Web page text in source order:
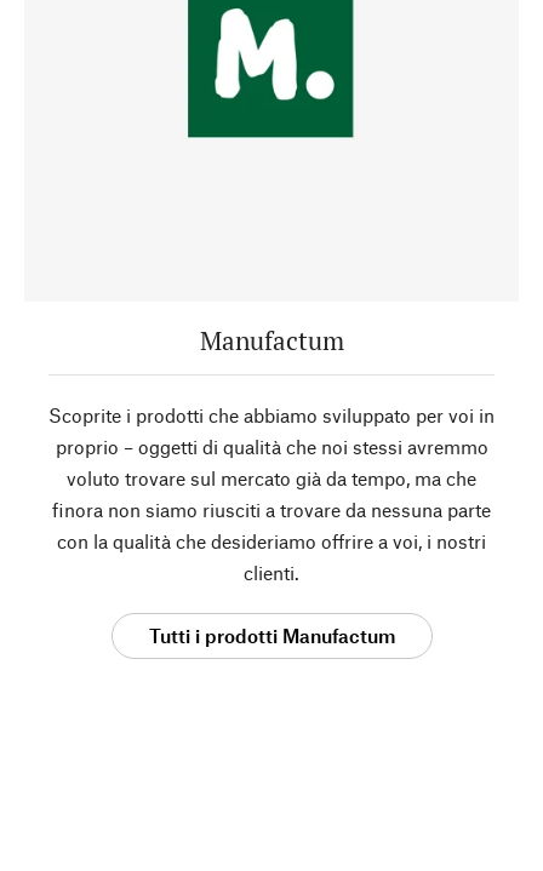
Manufactum
Scoprite i prodotti che abbiamo sviluppato per voi in
proprio – oggetti di qualità che noi stessi avremmo
voluto trovare sul mercato già da tempo, ma che
finora non siamo riusciti a trovare da nessuna parte
con la qualità che desideriamo offrire a voi, i nostri
clienti.
Tutti i prodotti Manufactum